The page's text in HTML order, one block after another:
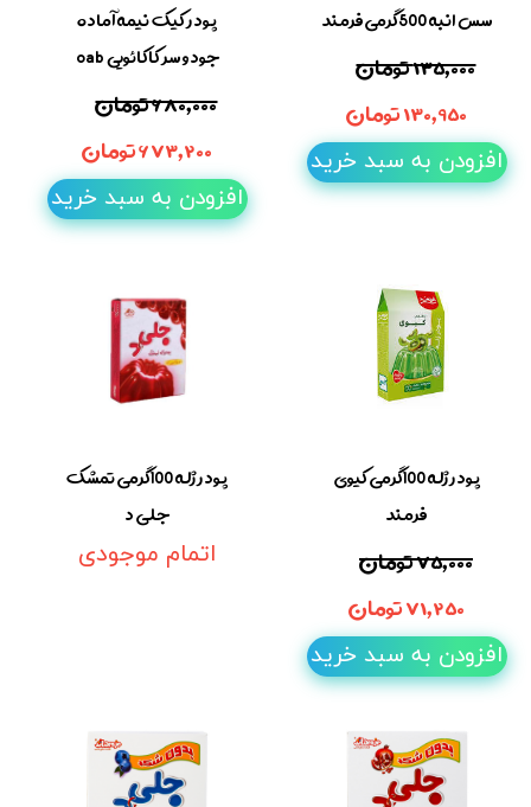
سس انبه 500گرمی فرمند
۱۳۵,۰۰۰ تومان
۱۳۰,۹۵۰ تومان
افزودن به سبد خرید
پودر کیک نیمه آماده
جودو سر کاکائویی oab
۶۸۰,۰۰۰ تومان
۶۷۳,۲۰۰ تومان
افزودن به سبد خرید
پودر ژله 100گرمی کیوی
فرمند
۷۵,۰۰۰ تومان
۷۱,۲۵۰ تومان
افزودن به سبد خرید
پودر ژله 100گرمی تمشک
جلی د
اتمام موجودی